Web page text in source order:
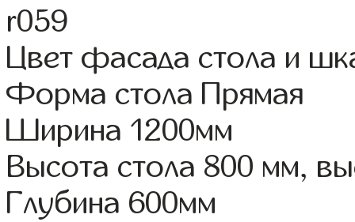
r059
Цвет фасада стола и
Форма стола Прямая
Ширина 1200мм
Высота стола 800 мм,
Глубина 600мм